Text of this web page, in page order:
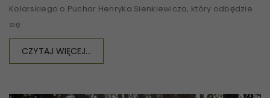
Kolarskiego o Puchar Henryka Sienkiewicza, który odbędzie
się
CZYTAJ WIĘCEJ...